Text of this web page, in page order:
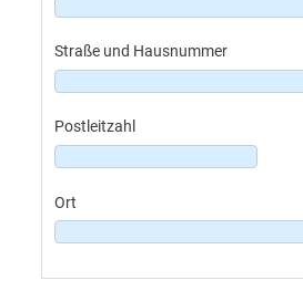
Straße und Hausnummer
Postleitzahl
Ort